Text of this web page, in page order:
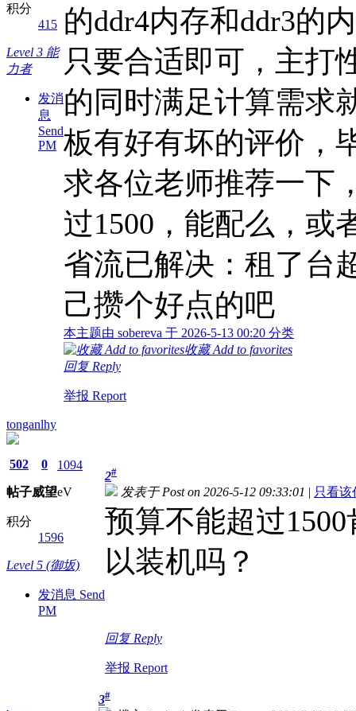
积分
415
Level 3 能
力者
发消
息
Send
PM
的ddr4内存和ddr3的
只要合适即可，主打
的同时满足计算需求
板有好有坏的评价，
求各位老师推荐一下
过1500，能配么，或
省流已解决：租了台
己攒个好点的吧
本主题由 sobereva 于 2026-5-13 00:20 分类
收藏 Add to favorites
回复 Reply
举报 Report
tonganlhy
502
帖子
0
威望
1094
eV
积分
1596
Level 5 (御坂)
发消息 Send
PM
2#
发表于 Post on 2026-5-12 09:33:01 | 只看该
预算不能超过
以装机吗？
回复 Reply
举报 Report
3#